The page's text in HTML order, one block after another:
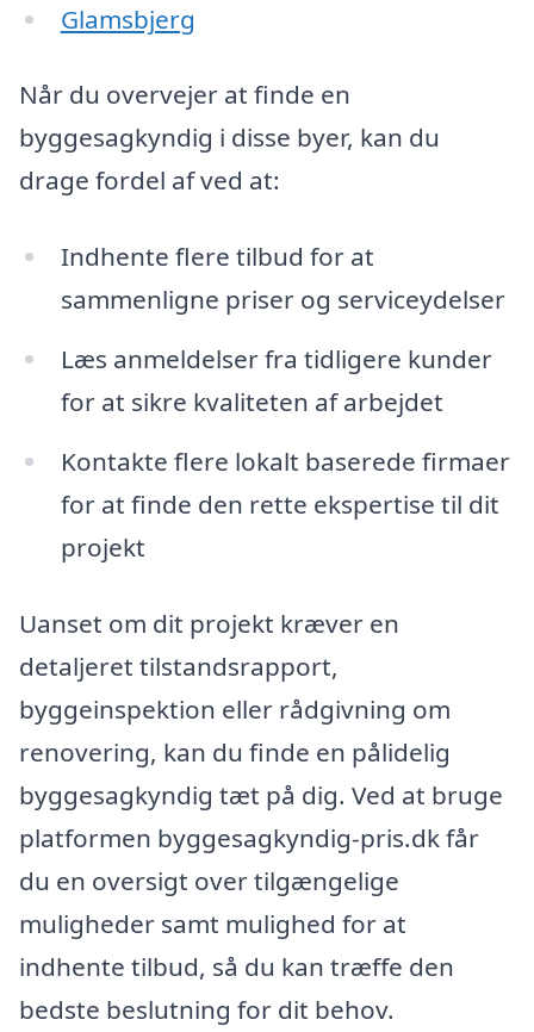
Glamsbjerg
Når du overvejer at finde en
byggesagkyndig i disse byer, kan du
drage fordel af ved at:
Indhente flere tilbud for at
sammenligne priser og serviceydelser
Læs anmeldelser fra tidligere kunder
for at sikre kvaliteten af arbejdet
Kontakte flere lokalt baserede firmaer
for at finde den rette ekspertise til dit
projekt
Uanset om dit projekt kræver en
detaljeret tilstandsrapport,
byggeinspektion eller rådgivning om
renovering, kan du finde en pålidelig
byggesagkyndig tæt på dig. Ved at bruge
platformen byggesagkyndig-pris.dk får
du en oversigt over tilgængelige
muligheder samt mulighed for at
indhente tilbud, så du kan træffe den
bedste beslutning for dit behov.